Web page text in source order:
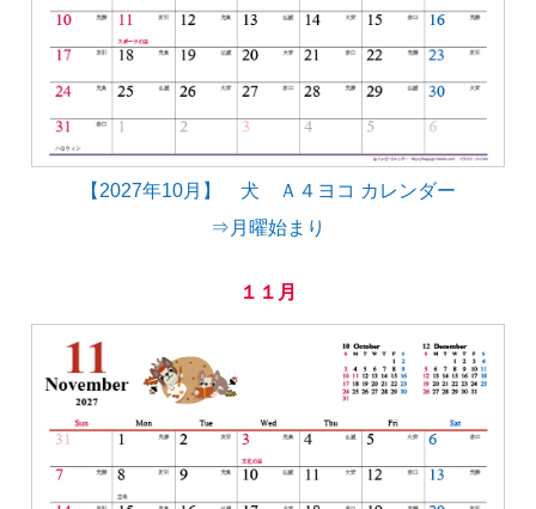
【2027年10月】 犬 Ａ４ヨコ カレンダー
⇒月曜始まり
１１月